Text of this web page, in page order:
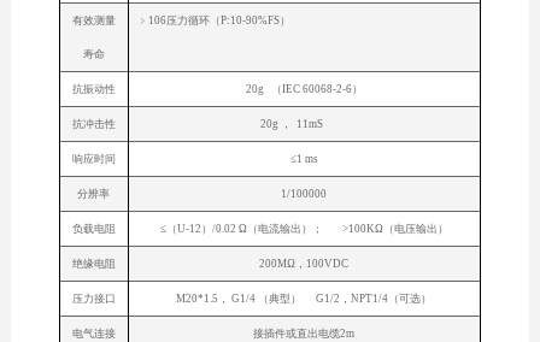
有效测量
寿命
﹥106压力循环（P:10-90%FS）
抗振动性 20g （IEC 60068-2-6）
抗冲击性 20g ， 11mS
响应时间 ≤1 ms
分辨率 1/100000
负载电阻 ≤（U-12）/0.02 Ω（电流输出）； >100KΩ（电压输出）
绝缘电阻 200MΩ，100VDC
压力接口 M20*1.5， G1/4 （典型） G1/2，NPT1/4（可选）
电气连接 接插件或直出电缆2m